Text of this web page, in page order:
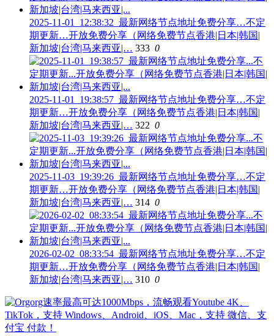
2025-11-01_12:38:32_最新网络节点地址免费分享…不定
期更新…开放免费分享（网络免费节点香港|日本|韩国|
新加坡|台湾|马来西亚|… 333 0
2025-11-01_19:38:57_最新网络节点地址免费分享…不定
期更新…开放免费分享（网络免费节点香港|日本|韩国|
新加坡|台湾|马来西亚|… 322 0
2025-11-03_19:39:26_最新网络节点地址免费分享…不定
期更新…开放免费分享（网络免费节点香港|日本|韩国|
新加坡|台湾|马来西亚|… 314 0
2026-02-02_08:33:54_最新网络节点地址免费分享…不定
期更新…开放免费分享（网络免费节点香港|日本|韩国|
新加坡|台湾|马来西亚|… 310 0